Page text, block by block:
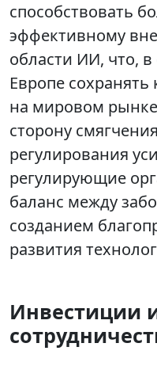
способствовать
эффективному
области ИИ, что,
Европе сохранять
на мировом
сторону
регулирования
регулирующие
баланс между
созданием
развития
Инвестиции